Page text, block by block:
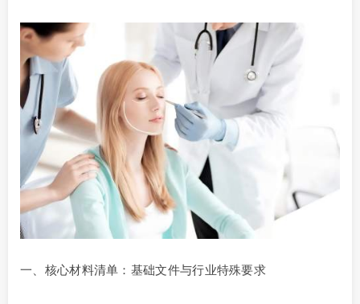
一、核心材料清单：基础文件与行业特殊要求